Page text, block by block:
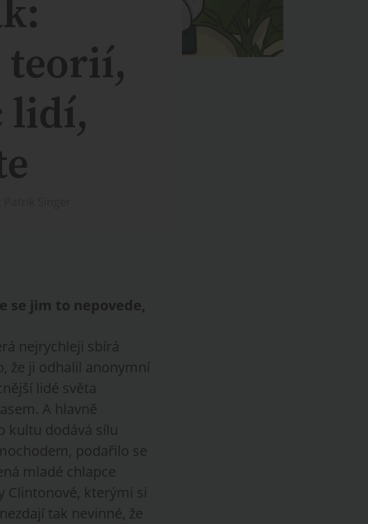
teorií,
lidí,
se jim to nepovede,
nejrychleji sbírá
že ji odhalil anonymní
lidé světa
A hlavně
kultu dodává sílu
podařilo se
mladé chlapce
Clintonové, kterými si
tak nevinné, že